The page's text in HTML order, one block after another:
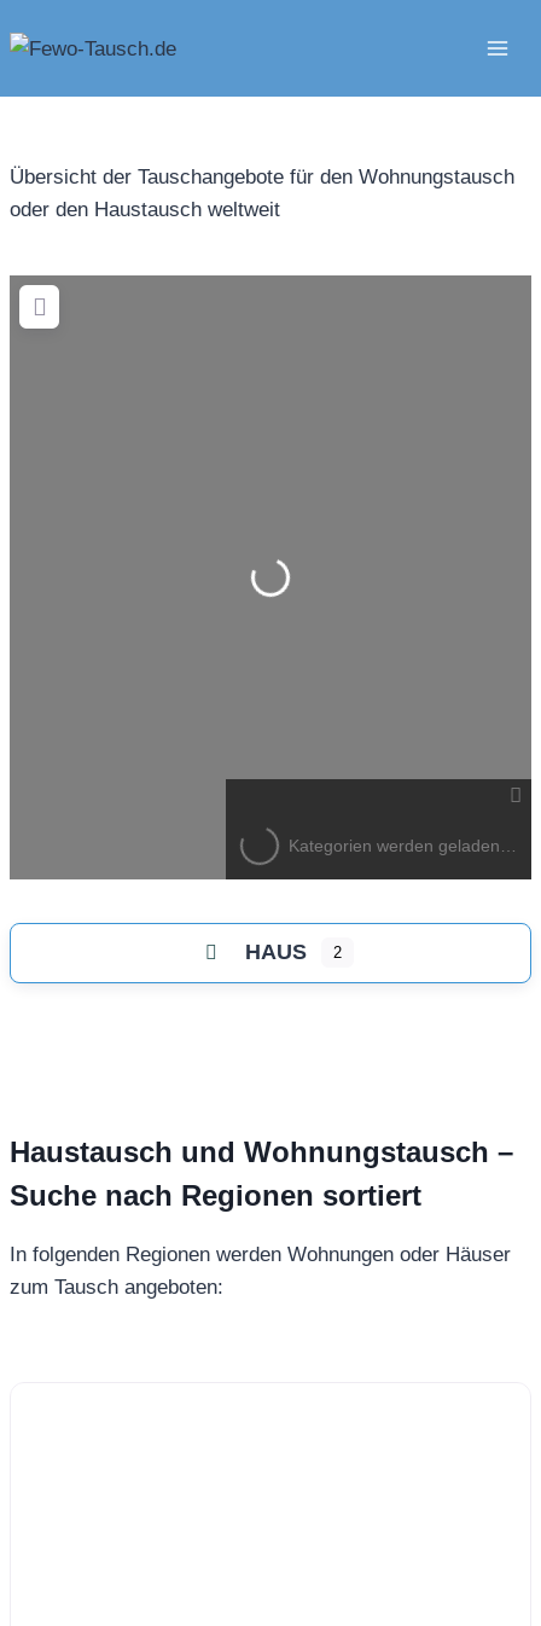
Inhalt
Übersicht der Tauschangebote für den Wohnungstausch
oder den Haustausch weltweit
Wird geladen …
Kategorien werden geladen…
HAUS 2
Haustausch und Wohnungstausch –
Suche nach Regionen sortiert
In folgenden Regionen werden Wohnungen oder Häuser
zum Tausch angeboten: